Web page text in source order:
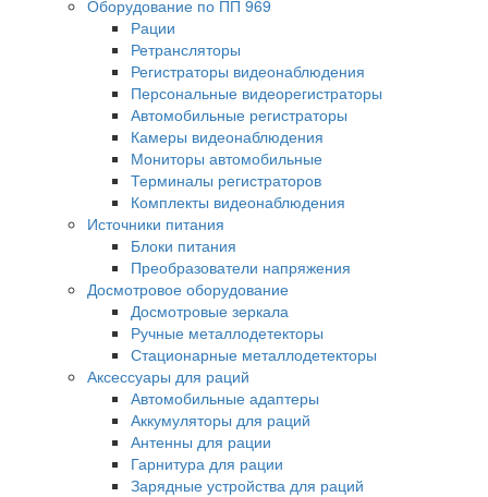
Оборудование по ПП 969
Рации
Ретрансляторы
Регистраторы видеонаблюдения
Персональные видеорегистраторы
Автомобильные регистраторы
Камеры видеонаблюдения
Мониторы автомобильные
Терминалы регистраторов
Комплекты видеонаблюдения
Источники питания
Блоки питания
Преобразователи напряжения
Досмотровое оборудование
Досмотровые зеркала
Ручные металлодетекторы
Стационарные металлодетекторы
Аксессуары для раций
Автомобильные адаптеры
Аккумуляторы для раций
Антенны для рации
Гарнитура для рации
Зарядные устройства для раций